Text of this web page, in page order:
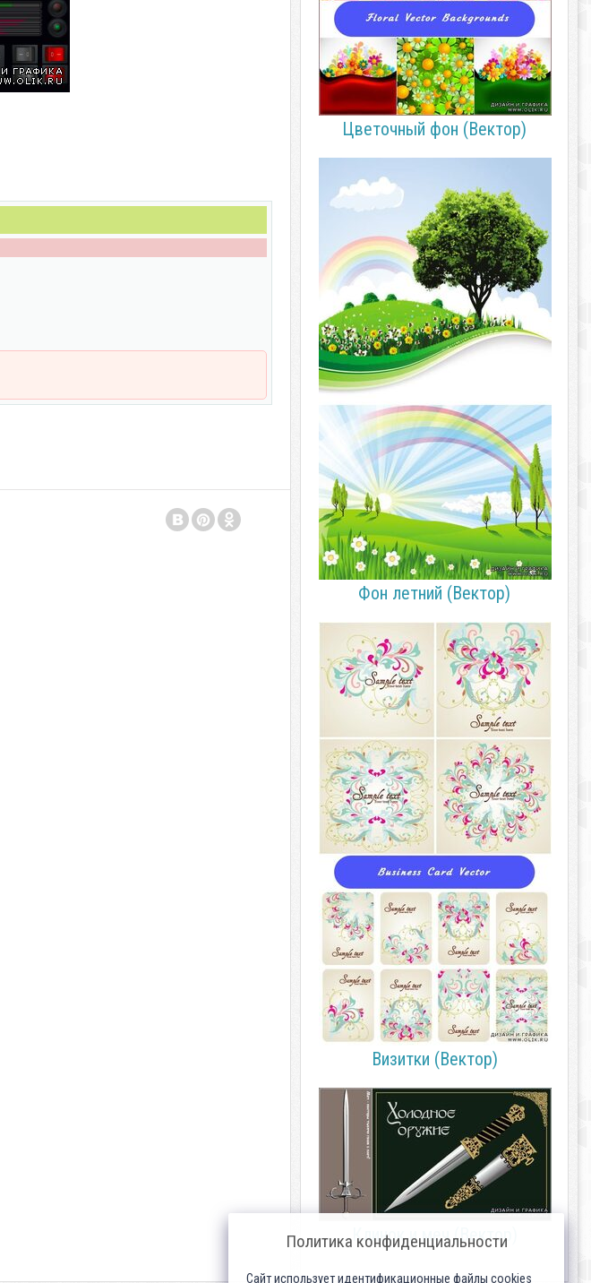
Цветочный фон (Вектор)
Фон летний (Вектор)
Визитки (Вектор)
Клинок и меч (Вектор)
Политика конфиденциальности
Сайт использует идентификационные файлы cookies